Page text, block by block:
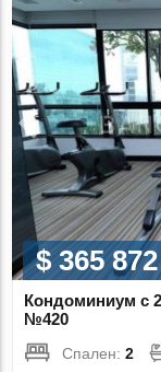
$ 365 872
Кондоминиум с
№420
Спален:2